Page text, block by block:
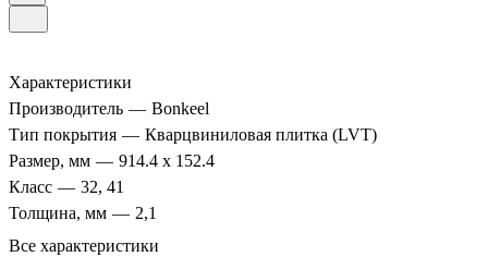
Характеристики
Производитель — Bonkeel
Тип покрытия — Кварцвиниловая плитка (LVT)
Размер, мм — 914.4 х 152.4
Класс — 32, 41
Толщина, мм — 2,1
Все характеристики